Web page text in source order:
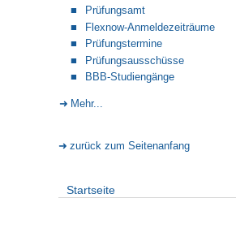
Prüfungsamt
Flexnow-Anmeldezeiträume
Prüfungstermine
Prüfungsausschüsse
BBB-Studiengänge
Mehr...
zurück zum Seitenanfang
Startseite